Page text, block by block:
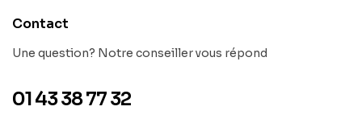
Contact
Une question? Notre conseiller vous répond
01 43 38 77 32